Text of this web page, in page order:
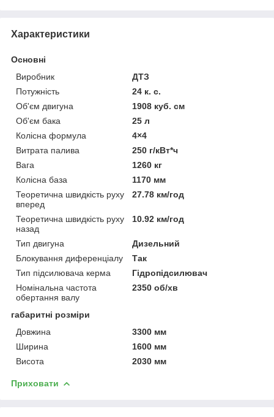
Характеристики
Основні
Виробник
ДТЗ
Потужність
24 к. с.
Об'єм двигуна
1908 куб. см
Об'єм бака
25 л
Колісна формула
4×4
Витрата палива
250 г/кВт*ч
Вага
1260 кг
Колісна база
1170 мм
Теоретична швидкість руху
вперед
27.78 км/год
Теоретична швидкість руху
назад
10.92 км/год
Тип двигуна
Дизельний
Блокування диференціалу
Так
Тип підсилювача керма
Гідропідсилювач
Номінальна частота
обертання валу
2350 об/хв
габаритні розміри
Довжина
3300 мм
Ширина
1600 мм
Висота
2030 мм
Приховати